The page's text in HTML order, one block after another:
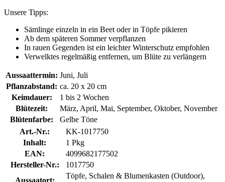
Unsere Tipps:
Sämlinge einzeln in ein Beet oder in Töpfe pikieren
Ab dem späteren Sommer verpflanzen
In rauen Gegenden ist ein leichter Winterschutz empfohlen
Verwelktes regelmäßig entfernen, um Blüte zu verlängern
Aussaattermin: Juni, Juli
Pflanzabstand: ca. 20 x 20 cm
Keimdauer:
1 bis 2 Wochen
Blütezeit:
März, April, Mai, September, Oktober, November
Blütenfarbe:
Gelbe Töne
Art.-Nr.:
KK-1017750
Inhalt:
1 Pkg
EAN:
4099682177502
Hersteller-Nr.:
1017750
Aussaatort:
Töpfe, Schalen & Blumenkasten (Outdoor),